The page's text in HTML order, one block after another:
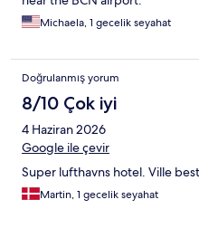
Michaela, 1 gecelik seyahat
Doğrulanmış yorum
8/10 Çok iyi
4 Haziran 2026
Google ile çevir
Super lufthavns hotel. Ville
Martin, 1 gecelik seyahat